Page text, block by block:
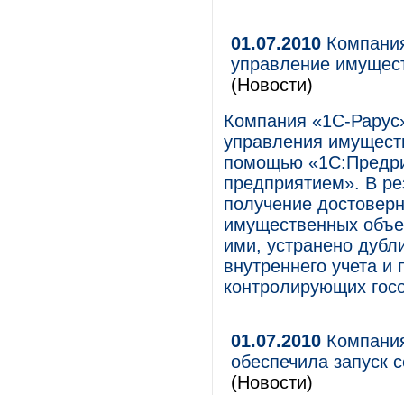
01.07.2010
управление
(Новости)
Компания «1С-
управления
помощью
предприятием». В
получение
имущественных
ими, устранено
внутреннего учета и
контролирующих
01.07.2010
обеспечила запуск
(Новости)